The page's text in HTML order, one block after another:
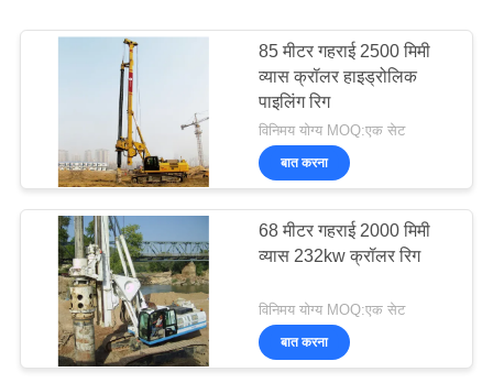
85 मीटर गहराई 2500 मिमी
व्यास क्रॉलर हाइड्रोलिक
पाइलिंग रिग
विनिमय योग्य MOQ:एक सेट
बात करना
68 मीटर गहराई 2000 मिमी
व्यास 232kw क्रॉलर रिग
विनिमय योग्य MOQ:एक सेट
बात करना